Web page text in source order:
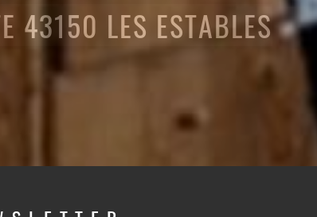
43150 LES ESTABLES